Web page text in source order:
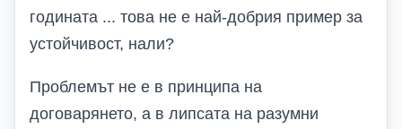
годината ... това не е най-добрия пример за
устойчивост, нали?
Проблемът не е в принципа на
договарянето, а в липсата на разумни